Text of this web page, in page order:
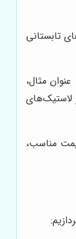
تابستانی
مثال،
لاستیک‌های
مناسب،